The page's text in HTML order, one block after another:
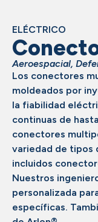
ELÉCTRICO
Aeroespacial,
Los conectores
moldeados por
la fiabilidad
continuas de
conectores
variedad de tipos
incluidos
Nuestros
personalizada
específicas.